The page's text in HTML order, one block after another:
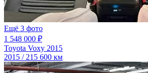
Ещё 3 фото
1 548 000 ₽
Toyota Voxy 2015
2015 / 215 600 км